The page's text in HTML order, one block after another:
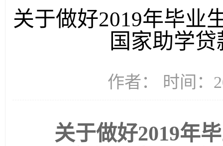
关于做好2019年毕业
国家助学
作者： 时间：
关于做好2019年